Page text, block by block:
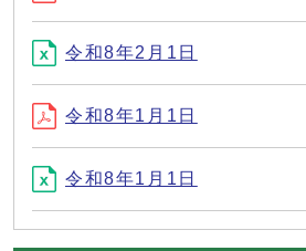
令和8年2月1日
令和8年1月1日
令和8年1月1日